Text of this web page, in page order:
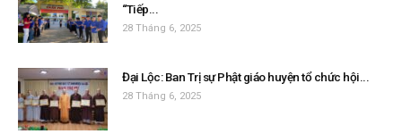
“Tiếp...
28 Tháng 6, 2025
Đại Lộc: Ban Trị sự Phật giáo huyện tổ chức hội...
28 Tháng 6, 2025